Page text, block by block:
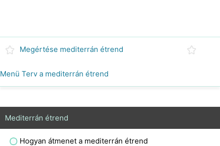
Megértése mediterrán étrend
Menü Terv a mediterrán étrend
Mediterrán étrend
Hogyan átmenet a mediterrán étrend